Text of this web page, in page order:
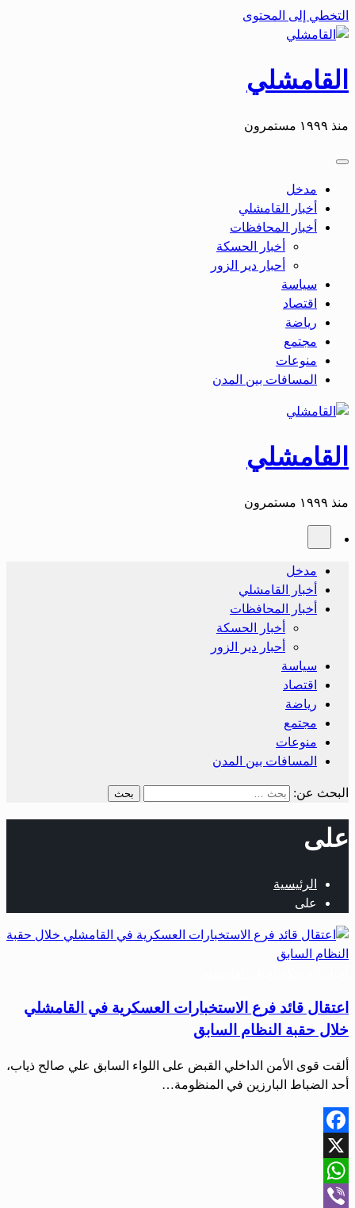
التخطي إلى المحتوى
القامشلي
منذ ١٩٩٩ مستمرون
مدخل
أخبار القامشلي
أخبار المحافظات
أخبار الحسكة
أحبار دير الزور
سياسة
اقتصاد
رياضة
مجتمع
منوعات
المسافات بين المدن
القامشلي
منذ ١٩٩٩ مستمرون
مدخل
أخبار القامشلي
أخبار المحافظات
أخبار الحسكة
أحبار دير الزور
سياسة
اقتصاد
رياضة
مجتمع
منوعات
المسافات بين المدن
البحث عن:
على
الرئيسية
على
اعتقال قائد فرع الاستخبارات العسكرية في القامشلي
خلال حقبة النظام السابق
ألقت قوى الأمن الداخلي القبض على اللواء السابق علي صالح ذياب،
أحد الضباط البارزين في ‏المنظومة…
Facebook
X
WhatsApp